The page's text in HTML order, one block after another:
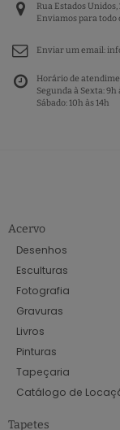
Rua Estados Unidos,
Enviamos para todo
Enviar um email:
Horário de
Segunda à Sexta: 9h
Sábado: 10h às 14h
Acervo
Desenhos
Esculturas
Fotografia
Gravuras
Livros
Pinturas
Tapeçaria
Catálogo de
Tapetes